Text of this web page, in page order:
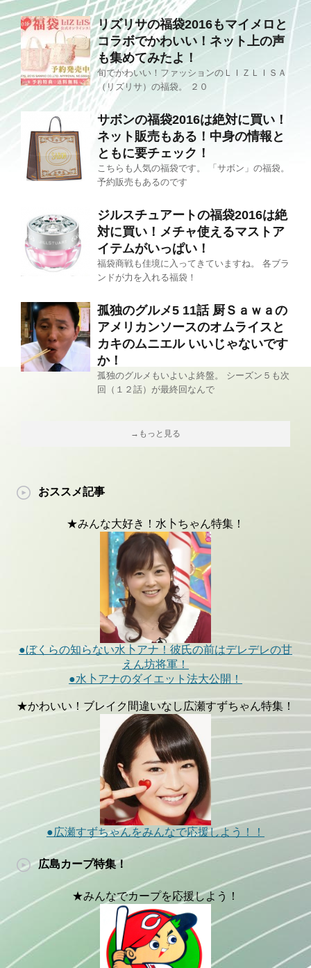
リズリサの福袋2016もマイメロと
コラボでかわいい！ネット上の声
も集めてみたよ！
旬でかわいい！ファッションのＬＩＺＬＩＳＡ
（リズリサ）の福袋。 ２０
サボンの福袋2016は絶対に買い！
ネット販売もある！中身の情報と
ともに要チェック！
こちらも人気の福袋です。 「サボン」の福袋。
予約販売もあるのです
ジルスチュアートの福袋2016は絶
対に買い！メチャ使えるマストア
イテムがいっぱい！
福袋商戦も佳境に入ってきていますね。 各ブラ
ンドが力を入れる福袋！
孤独のグルメ5 11話 厨Ｓａｗａの
アメリカンソースのオムライスと
カキのムニエル いいじゃないです
か！
孤独のグルメもいよいよ終盤。 シーズン５も次
回（１２話）が最終回なんで
→もっと見る
おススメ記事
★みんな大好き！水卜ちゃん特集！
●ぼくらの知らない水卜アナ！彼氏の前はデレデレの甘
えん坊将軍！
●水卜アナのダイエット法大公開！
★かわいい！ブレイク間違いなし広瀬すずちゃん特集！
●広瀬すずちゃんをみんなで応援しよう！！
広島カープ特集！
★みんなでカープを応援しよう！